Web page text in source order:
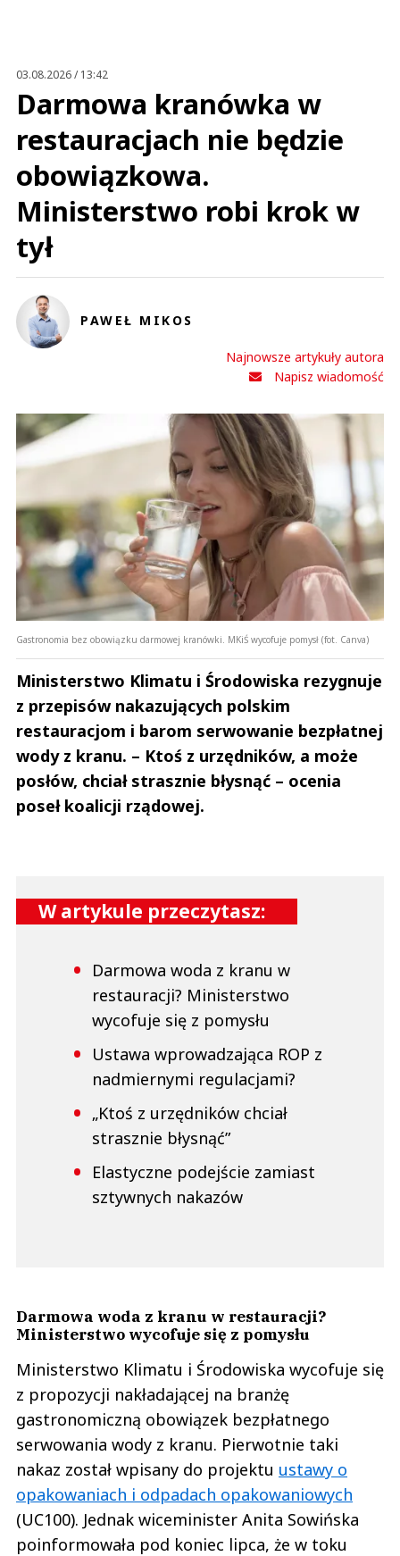
03.08.2026 / 13:42
Darmowa kranówka w
restauracjach nie będzie
obowiązkowa.
Ministerstwo robi krok w
tył
PAWEŁ MIKOS
Najnowsze artykuły autora
Napisz wiadomość
Gastronomia bez obowiązku darmowej kranówki. MKiŚ wycofuje pomysł (fot. Canva)
Ministerstwo Klimatu i Środowiska rezygnuje
z przepisów nakazujących polskim
restauracjom i barom serwowanie bezpłatnej
wody z kranu. – Ktoś z urzędników, a może
posłów, chciał strasznie błysnąć – ocenia
poseł koalicji rządowej.
W artykule przeczytasz:
Darmowa woda z kranu w
restauracji? Ministerstwo
wycofuje się z pomysłu
Ustawa wprowadzająca ROP z
nadmiernymi regulacjami?
„Ktoś z urzędników chciał
strasznie błysnąć”
Elastyczne podejście zamiast
sztywnych nakazów
Darmowa woda z kranu w restauracji?
Ministerstwo wycofuje się z pomysłu
Ministerstwo Klimatu i Środowiska wycofuje się
z propozycji nakładającej na branżę
gastronomiczną obowiązek bezpłatnego
serwowania wody z kranu. Pierwotnie taki
nakaz został wpisany do projektu ustawy o
opakowaniach i odpadach opakowaniowych
(UC100). Jednak wiceminister Anita Sowińska
poinformowała pod koniec lipca, że w toku